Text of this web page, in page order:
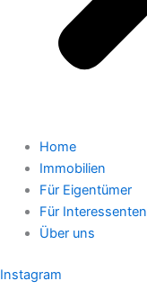
Home
Immobilien
Für Eigentümer
Für Interessenten
Über uns
Instagram